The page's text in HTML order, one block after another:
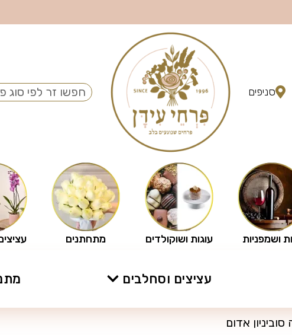
סניפים
מתחתנים עוגות ושוקולדים ושמפניות
עציצים וסחלבים
אדום